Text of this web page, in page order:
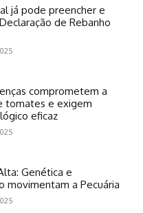
já pode preencher e
de Rebanho
comprometem a
tomates e exigem
eficaz
Genética e
movimentam a Pecuária